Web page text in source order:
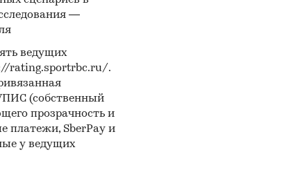
исследование. Поиск и анализ
источников, проведение расчетов.
Современные статистические
с поправкой на мнение экспертов.
мнение авторов и не является
—
ведущих
rating.sportrbc.ru/.
(собственный
прозрачность и
платежи, SberPay и
у ведущих